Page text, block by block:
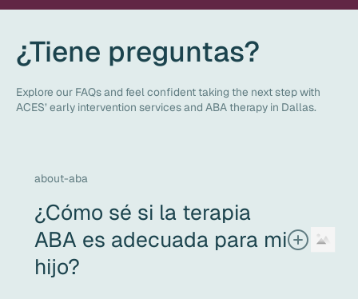
¿Tiene preguntas?
Explore our FAQs and feel confident taking the next step with
ACES’ early intervention services and ABA therapy in Dallas.
about-aba
¿Cómo sé si la terapia
ABA es adecuada para mi
hijo?